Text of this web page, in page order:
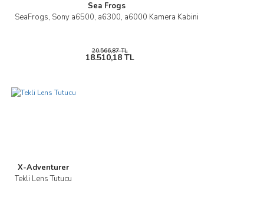
Sea Frogs
SeaFrogs, Sony a6500, a6300, a6000 Kamera Kabini
20.566,87 TL
18.510,18 TL
X-Adventurer
Tekli Lens Tutucu